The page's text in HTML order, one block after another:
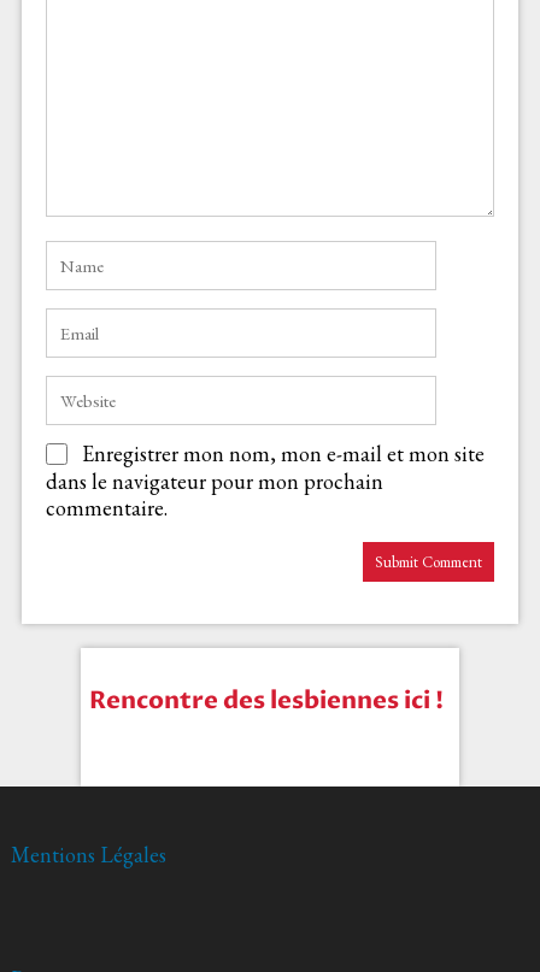
Enregistrer mon nom, mon e-mail et mon site
dans le navigateur pour mon prochain
commentaire.
Rencontre des lesbiennes ici !
Mentions Légales